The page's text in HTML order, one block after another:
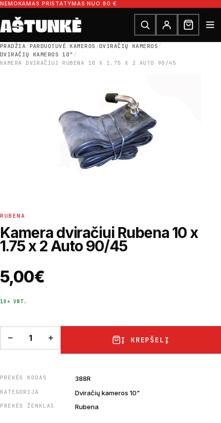
Pereiti prie turinio
NEMOKAMAS PRISTATYMAS NUO 80 €
Ieškoti dalių
Ieškoti
PRADŽIA/PARDUOTUVĖ/KAMEROS /DVIRAČIŲ KAMEROS/
DVIRAČIŲ KAMEROS 10" /
KAMERA DVIRAČIUI RUBENA 10 X 1.75 X 2 AUTO 90/45
RUBENA
Kamera dviračiui Rubena 10 x
1.75 x 2 Auto 90/45
5,00€
10+ VNT.
Į KREPŠELĮ
PREKĖS KODAS 388R
KATEGORIJA Dviračių kameros 10"
PREKĖS ŽENKLAS Rubena